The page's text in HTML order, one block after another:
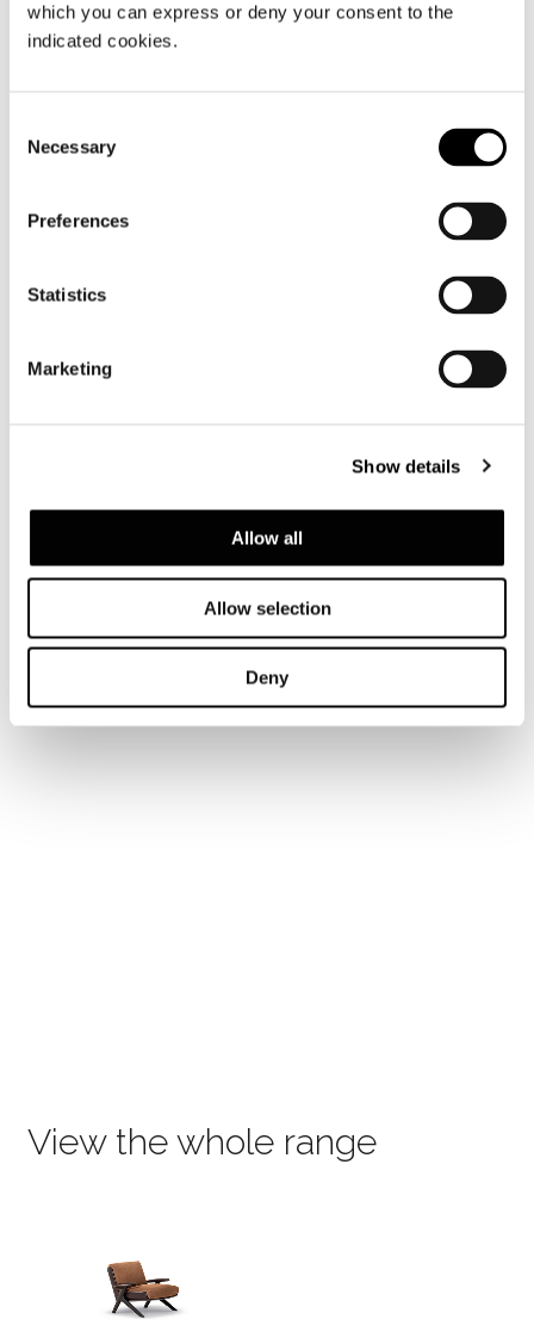
which you can express or deny your consent to the
indicated cookies.
Selection
Necessary
Preferences
Statistics
Marketing
Show details
Allow all
Allow selection
Deny
01 02
Technical Features
View the whole range